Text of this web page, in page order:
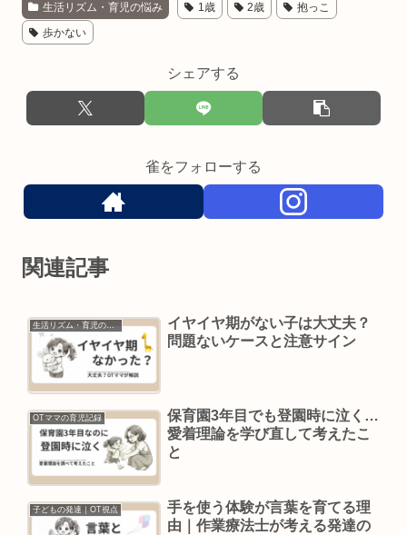
生活リズム・育児の悩み 1歳 2歳 抱っこ
歩かない
シェアする
雀をフォローする
関連記事
イヤイヤ期がない子は大丈夫？
問題ないケースと注意サイン
OTママの育児記録
保育園3年目でも登園時に泣く…
愛着理論を学び直して考えたこ
と
子どもの発達｜OT視点
手を使う体験が言葉を育てる理
由｜作業療法士が考える発達の